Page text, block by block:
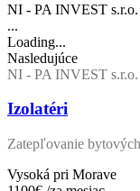
NI - PA INVEST s.r.o.
...
Loading...
Nasledujúce
NI - PA INVEST s.r.o.
Izolatéri
Zatepľovanie
Vysoká pri Morave